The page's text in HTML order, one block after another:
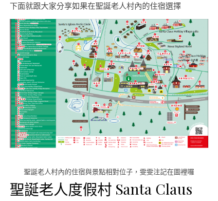
下面就跟大家分享如果在聖誕老人村內的住宿選擇
聖誕老人村內的住宿與景點相對位子，雯雯注記在圖裡囉
聖誕老人度假村 Santa Claus